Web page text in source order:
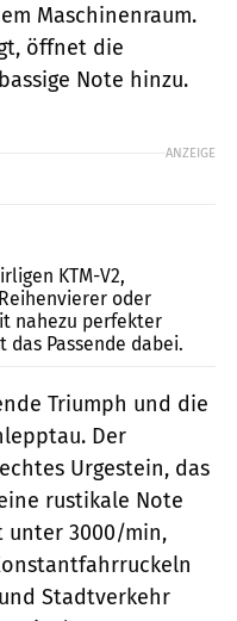
Maschinenraum.
öffnet die
Note hinzu.
ANZEIGE
KTM-V2,
oder
nahezu perfekter
Passende dabei.
Triumph und die
Der
Urgestein, das
rustikale Note
unter 3000/min,
Stadtverkehr